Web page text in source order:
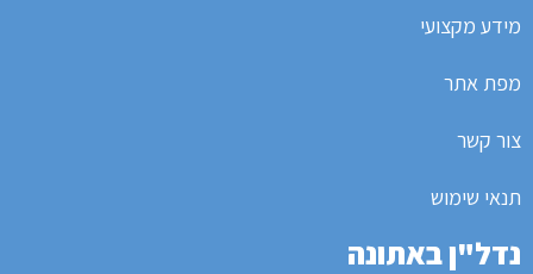
מידע מקצועי
מפת אתר
צור קשר
תנאי שימוש
נדל"ן באתונה